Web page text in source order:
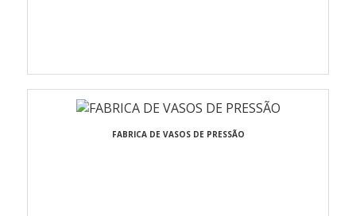
FABRICA DE VASOS DE PRESSÃO